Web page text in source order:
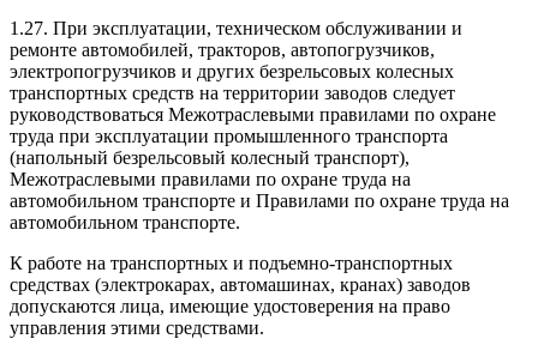
1.27. При эксплуатации, техническом обслуживании и
ремонте автомобилей, тракторов, автопогрузчиков,
электропогрузчиков и других безрельсовых колесных
транспортных средств на территории заводов следует
руководствоваться Межотраслевыми правилами по охране
труда при эксплуатации промышленного транспорта
(напольный безрельсовый колесный транспорт),
Межотраслевыми правилами по охране труда на
автомобильном транспорте и Правилами по охране труда на
автомобильном транспорте.
К работе на транспортных и подъемно-транспортных
средствах (электрокарах, автомашинах, кранах) заводов
допускаются лица, имеющие удостоверения на право
управления этими средствами.